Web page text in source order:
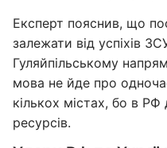
Експерт пояснив, що
залежати від успіхів
Гуляйпільському
мова не йде про
кількох містах, бо в
ресурсів.